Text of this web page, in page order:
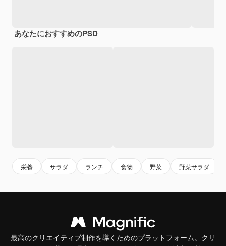
あなたにおすすめのPSD
栄養 サラダ ランチ 食物 野菜 野菜サラダ
最高のクリエイティブ制作を導くためのプラットフォーム。クリ